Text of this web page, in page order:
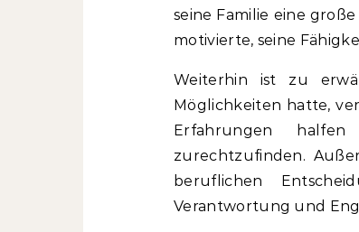
seine Familie eine
motivierte, seine
Weiterhin ist zu
Möglichkeiten hatte,
Erfahrungen
zurechtzufinden.
beruflichen
Verantwortung und